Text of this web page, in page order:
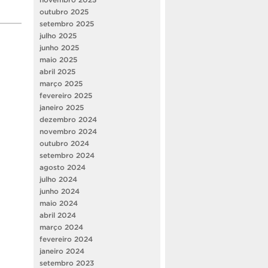
outubro 2025
setembro 2025
julho 2025
junho 2025
maio 2025
abril 2025
março 2025
fevereiro 2025
janeiro 2025
dezembro 2024
novembro 2024
outubro 2024
setembro 2024
agosto 2024
julho 2024
junho 2024
maio 2024
abril 2024
março 2024
fevereiro 2024
janeiro 2024
setembro 2023